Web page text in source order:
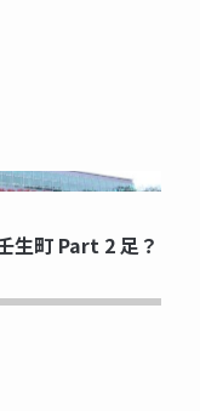
生町 Part 2 足？